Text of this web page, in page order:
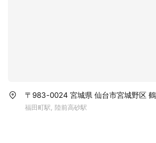
〒983-0024 宮城県 仙台市宮城野区
福田町駅, 陸前高砂駅